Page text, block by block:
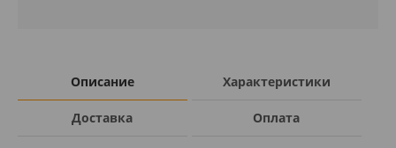
Описание Характеристики
Доставка Оплата